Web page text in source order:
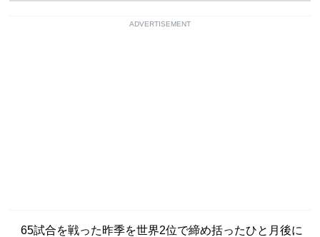
ADVERTISEMENT
65試合を戦った昨季を世界2位で締め括ったひと月後に